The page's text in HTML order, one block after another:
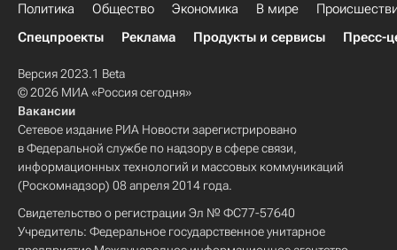
Политика Общество Экономика В мире
Спецпроекты
Реклама Продукты и сервисы Пресс-
Версия 2023.1 Beta
© 2026 МИА «Россия сегодня»
Вакансии
Сетевое издание РИА Новости зарегистрировано
в Федеральной службе по надзору в сфере связи,
информационных технологий и массовых коммуникаций
(Роскомнадзор) 08 апреля 2014 года.
Свидетельство о регистрации Эл № ФС77-57640
Учредитель: Федеральное государственное унитарное